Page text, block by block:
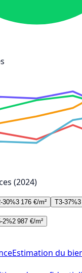
(2024)
30%3 176 €/m² T3-37%3
2%2 987 €/m²
Estimation du